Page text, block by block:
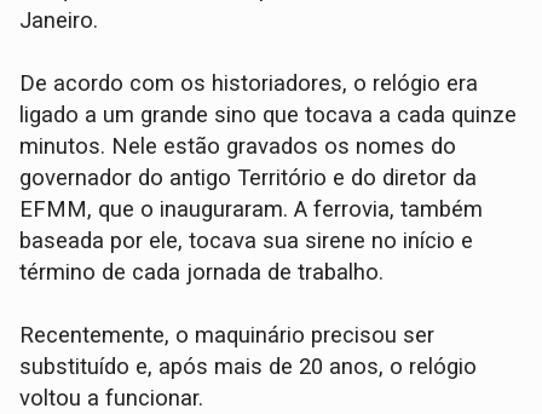
Janeiro.
De acordo com os historiadores, o relógio era
ligado a um grande sino que tocava a cada quinze
minutos. Nele estão gravados os nomes do
governador do antigo Território e do diretor da
EFMM, que o inauguraram. A ferrovia, também
baseada por ele, tocava sua sirene no início e
término de cada jornada de trabalho.
Recentemente, o maquinário precisou ser
substituído e, após mais de 20 anos, o relógio
voltou a funcionar.